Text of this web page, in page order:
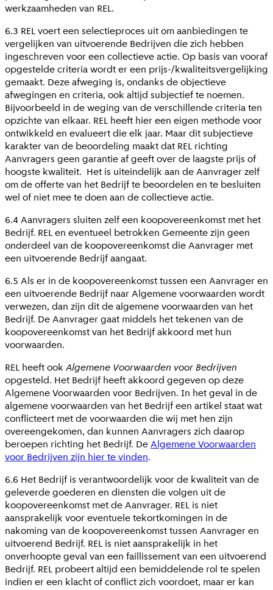
werkzaamheden van REL.
6.3 REL voert een selectieproces uit om aanbiedingen te
vergelijken van uitvoerende Bedrijven die zich hebben
ingeschreven voor een collectieve actie. Op basis van vooraf
opgestelde criteria wordt er een prijs-/kwaliteitsvergelijking
gemaakt. Deze afweging is, ondanks de objectieve
afwegingen en criteria, ook altijd subjectief te noemen.
Bijvoorbeeld in de weging van de verschillende criteria ten
opzichte van elkaar. REL heeft hier een eigen methode voor
ontwikkeld en evalueert die elk jaar. Maar dit subjectieve
karakter van de beoordeling maakt dat REL richting
Aanvragers geen garantie af geeft over de laagste prijs of
hoogste kwaliteit. Het is uiteindelijk aan de Aanvrager zelf
om de offerte van het Bedrijf te beoordelen en te besluiten
wel of niet mee te doen aan de collectieve actie.
6.4 Aanvragers sluiten zelf een koopovereenkomst met het
Bedrijf. REL en eventueel betrokken Gemeente zijn geen
onderdeel van de koopovereenkomst die Aanvrager met
een uitvoerende Bedrijf aangaat.
6.5 Als er in de koopovereenkomst tussen een Aanvrager en
een uitvoerende Bedrijf naar Algemene voorwaarden wordt
verwezen, dan zijn dit de algemene voorwaarden van het
Bedrijf. De Aanvrager gaat middels het tekenen van de
koopovereenkomst van het Bedrijf akkoord met hun
voorwaarden.
REL heeft ookAlgemene Voorwaarden voor Bedrijven
opgesteld. Het Bedrijf heeft akkoord gegeven op deze
Algemene Voorwaarden voor Bedrijven. In het geval in de
algemene voorwaarden van het Bedrijf een artikel staat wat
conflicteert met de voorwaarden die wij met hen zijn
overeengekomen, dan kunnen Aanvragers zich daarop
beroepen richting het Bedrijf. DeAlgemene Voorwaarden
voor Bedrijven zijn hier te vinden.
6.6 Het Bedrijf is verantwoordelijk voor de kwaliteit van de
geleverde goederen en diensten die volgen uit de
koopovereenkomst met de Aanvrager. REL is niet
aansprakelijk voor eventuele tekortkomingen in de
nakoming van de koopovereenkomst tussen Aanvrager en
uitvoerend Bedrijf. REL is niet aansprakelijk in het
onverhoopte geval van een faillissement van een uitvoerend
Bedrijf. REL probeert altijd een bemiddelende rol te spelen
indien er een klacht of conflict zich voordoet, maar er kan